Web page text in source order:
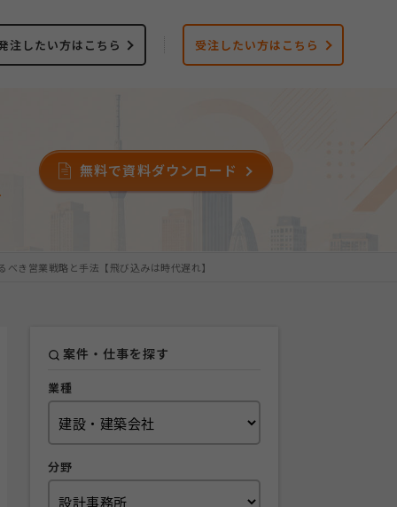
注したい方はこちら 受注したい方はこちら
無料で資料ダウンロード
べき営業戦略と手法【飛び込みは時代遅れ】
案件・仕事を探す
業種
分野